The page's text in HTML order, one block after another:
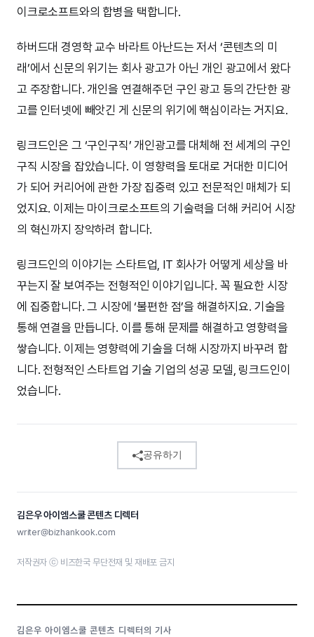
이크로소프트와의 합병을 택합니다.
하버드대 경영학 교수 바라트 아난드는 저서 ‘콘텐츠의 미
래’에서 신문의 위기는 회사 광고가 아닌 개인 광고에서 왔다
고 주장합니다. 개인을 연결해주던 구인 광고 등의 간단한 광
고를 인터넷에 빼앗긴 게 신문의 위기에 핵심이라는 거지요.
링크드인은 그 ‘구인구직’ 개인광고를 대체해 전 세계의 구인
구직 시장을 잡았습니다. 이 영향력을 토대로 거대한 미디어
가 되어 커리어에 관한 가장 집중력 있고 전문적인 매체가 되
었지요. 이제는 마이크로소프트의 기술력을 더해 커리어 시장
의 혁신까지 장악하려 합니다.
링크드인의 이야기는 스타트업, IT 회사가 어떻게 세상을 바
꾸는지 잘 보여주는 전형적인 이야기입니다. 꼭 필요한 시장
에 집중합니다. 그 시장에 ‘불편한 점’을 해결하지요. 기술을
통해 연결을 만듭니다. 이를 통해 문제를 해결하고 영향력을
쌓습니다. 이제는 영향력에 기술을 더해 시장까지 바꾸려 합
니다. 전형적인 스타트업 기술 기업의 성공 모델, 링크드인이
었습니다.
공유하기
김은우 아이엠스쿨 콘텐츠 디렉터
writer@bizhankook.com
저작권자 ⓒ 비즈한국 무단전재 및 재배포 금지
김은우 아이엠스쿨 콘텐츠 디렉터의 기사